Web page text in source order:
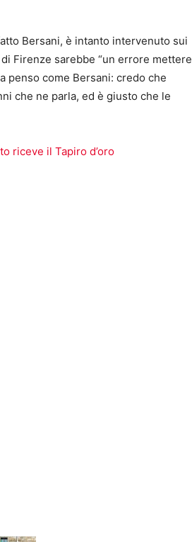
Bersani, è intanto intervenuto sui
Firenze sarebbe “un errore mettere
penso come Bersani: credo che
che ne parla, ed è giusto che le
riceve il Tapiro d’oro